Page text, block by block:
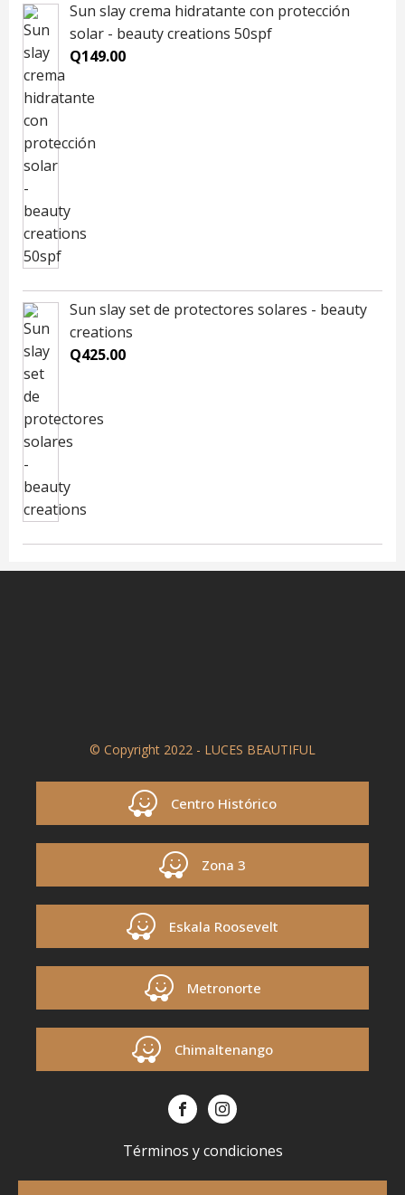
Sun slay crema hidratante con protección
solar - beauty creations 50spf
Q149.00
Sun slay set de protectores solares - beauty
creations
Q425.00
© Copyright 2022 - LUCES BEAUTIFUL
Centro Histórico
Zona 3
Eskala Roosevelt
Metronorte
Chimaltenango
Términos y condiciones